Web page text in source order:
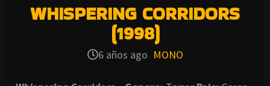
WHISPERING CORRIDORS
(1998)
6 años ago MONO